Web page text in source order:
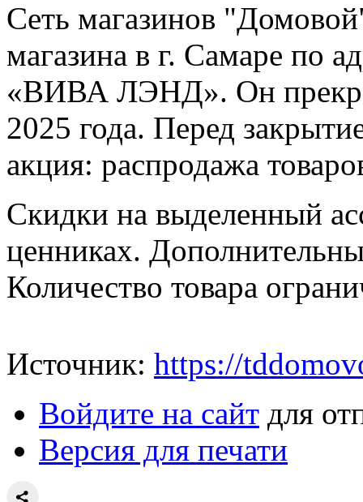
Сеть магазинов
магазина в г. Самаре по
«ВИВА ЛЭНД». Он
2025 года. Перед
акция: распродажа
Скидки на выделенный
ценниках.
Количество товара
Источник: https://
Войдите на сайт для
Версия для печати